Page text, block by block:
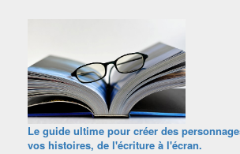
Le guide ultime pour créer des
vos histoires, de l'écriture à l'écran.